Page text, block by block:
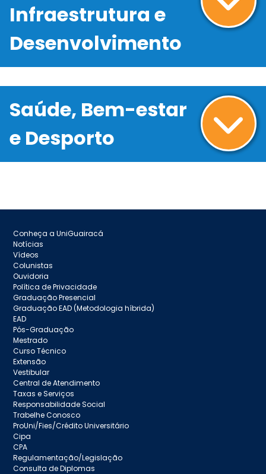
Infraestrutura e
Desenvolvimento
Saúde, Bem-estar
e Desporto
Conheça a UniGuairacá
Notícias
Vídeos
Colunistas
Ouvidoria
Política de Privacidade
Graduação Presencial
Graduação EAD (Metodologia híbrida)
EAD
Pós-Graduação
Mestrado
Curso Técnico
Extensão
Vestibular
Central de Atendimento
Taxas e Serviços
Responsabilidade Social
Trabelhe Conosco
ProUni/Fies/Crédito Universitário
Cipa
CPA
Regulamentação/Legislação
Consulta de Diplomas